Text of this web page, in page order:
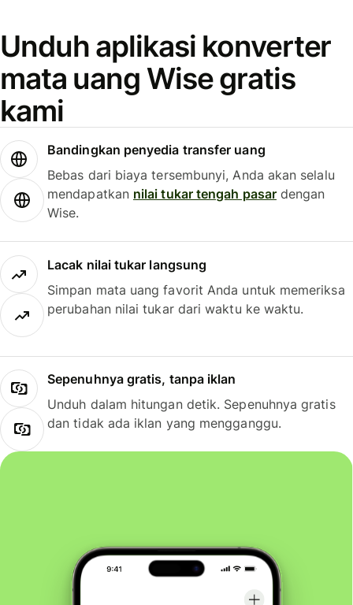
Unduh aplikasi konverter
mata uang Wise gratis
kami
Bandingkan penyedia transfer uang
Bebas dari biaya tersembunyi, Anda akan selalu
mendapatkan nilai tukar tengah pasardengan
Wise.
Lacak nilai tukar langsung
Simpan mata uang favorit Anda untuk memeriksa
perubahan nilai tukar dari waktu ke waktu.
Sepenuhnya gratis, tanpa iklan
Unduh dalam hitungan detik. Sepenuhnya gratis
dan tidak ada iklan yang mengganggu.